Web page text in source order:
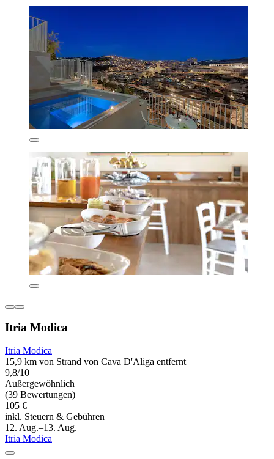
Itria Modica
Itria Modica
15,9 km von Strand von Cava D'Aliga entfernt
9,8/10
Außergewöhnlich
(39 Bewertungen)
105 €
inkl. Steuern & Gebühren
12. Aug.–13. Aug.
Itria Modica